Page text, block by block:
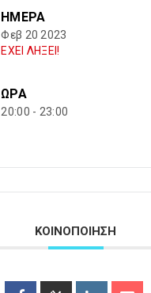
ΗΜΈΡΑ
Φεβ 20 2023
ΕΧΕΙ ΛΗΞΕΙ!
ΏΡΑ
20:00 - 23:00
ΚΟΙΝΟΠΟΙΗΣΗ